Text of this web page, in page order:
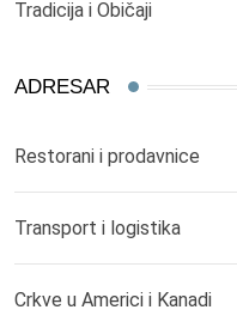
Tradicija i Običaji
ADRESAR
Restorani i prodavnice
Transport i logistika
Crkve u Americi i Kanadi